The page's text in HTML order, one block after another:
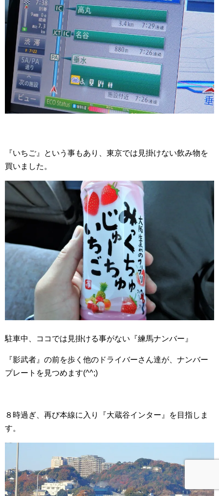
『いちご』という事もあり、東京では見掛けない飲み物を
買いました。
駐車中、ココでは見掛ける事がない『練馬ナンバー』
『影武者』の前を歩く他のドライバーさん達が、ナンバー
プレートを見つめます(^^;)
８時過ぎ、再び本線に入り『大蔵谷インター』を目指しま
す。